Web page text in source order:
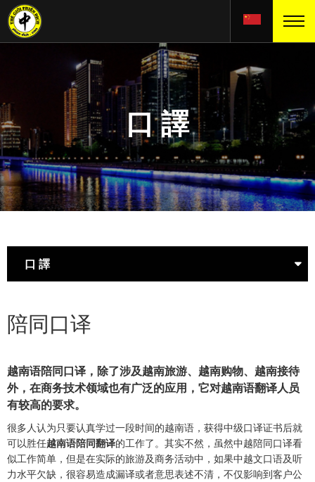
口 譯
口 譯
陪同口译
越南语陪同口译，除了涉及越南旅游、越南购物、越南接待
外，在商务技术领域也有广泛的应用，它对越南语翻译人员
有较高的要求。
很多人认为只要认真学过一段时间的越南语，获得中级口译证书后就
可以胜任越南语陪同翻译的工作了。其实不然，虽然中越陪同口译看
似工作简单，但是在实际的旅游及商务活动中，如果中越文口语及听
力水平欠缺，很容易造成漏译或者意思表述不清，不仅影响到客户公